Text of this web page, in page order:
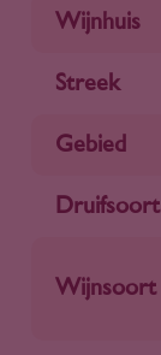
Wijnhuis
Streek
Gebied
Druifsoort
Wijnsoort